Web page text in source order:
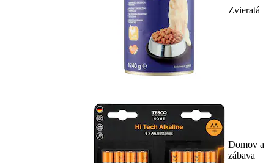
Zvieratá
Domov a
zábava